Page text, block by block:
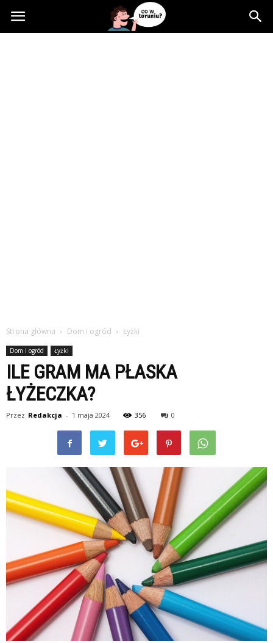
Cowtoruniu.pl
Strona główna Dom i ogród Łyżki
Dom i ogród Łyżki
ILE GRAM MA PŁASKA
ŁYŻECZKA?
Przez Redakcja - 1 maja 2024 356 0